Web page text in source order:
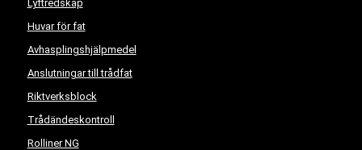
Lyftredskap
Huvar för fat
Avhasplingshjälpmedel
Anslutningar till trådfat
Riktverksblock
Trådändeskontroll
Rolliner NG